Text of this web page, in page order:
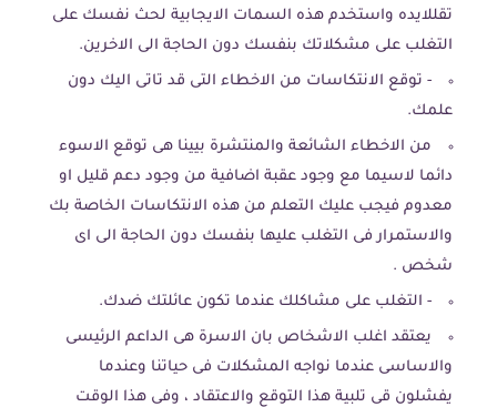
تقللايده واستخدم هذه السمات الايجابية لحث نفسك على
التغلب على مشكلاتك بنفسك دون الحاجة الى الاخرين.
- توقع الانتكاسات من الاخطاء التى قد تاتى اليك دون
علمك.
من الاخطاء الشائعة والمنتشرة بيينا هى توقع الاسوء
دائما لاسيما مع وجود عقبة اضافية من وجود دعم قليل او
معدوم فيجب عليك التعلم من هذه الانتكاسات الخاصة بك
والاستمرار فى التغلب عليها بنفسك دون الحاجة الى اى
شخص .
- التغلب على مشاكلك عندما تكون عائلتك ضدك.
يعتقد اغلب الاشخاص بان الاسرة هى الداعم الرئيسى
والاساسى عندما نواجه المشكلات فى حياتنا وعندما
يفشلون قى تلبية هذا التوقع والاعتقاد ، وفى هذا الوقت